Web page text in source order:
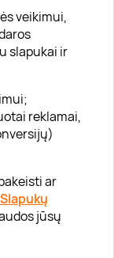
veikimui,
slapukai ir
reklamai,
ar
Slapukų
jūsų